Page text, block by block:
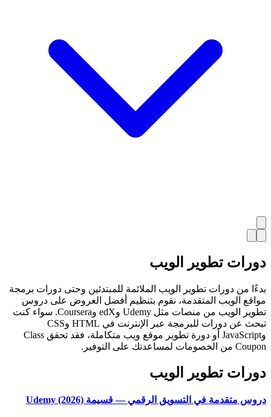
دورات تطوير الويب
بدءًا من دورات تطوير الويب الملائمة للمبتدئين وحتى دورات برمجة
مواقع الويب المتقدمة، نقوم بتنظيم أفضل العروض على دروس
تطوير الويب من منصات مثل Udemy وedX وCoursera. سواء كنت
تبحث عن دورات للبرمجة عبر الإنترنت في HTML وCSS
وJavaScript أو دورة تطوير موقع ويب متكاملة، فقد تحقق Class
Coupon من الخصومات لمساعدتك على التوفير.
دورات تطوير الويب
دروس متقدمة في التسويق الرقمي — قسيمة Udemy (2026)